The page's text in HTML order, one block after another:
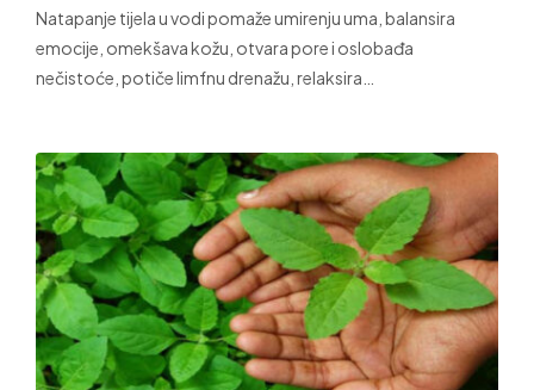
Natapanje tijela u vodi pomaže umirenju uma, balansira
emocije, omekšava kožu, otvara pore i oslobađa
nečistoće, potiče limfnu drenažu, relaksira…